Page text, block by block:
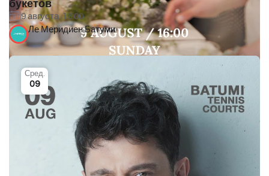
букетов
9 августа, 16:00
Ле Меридиен Батуми
Сред.
09